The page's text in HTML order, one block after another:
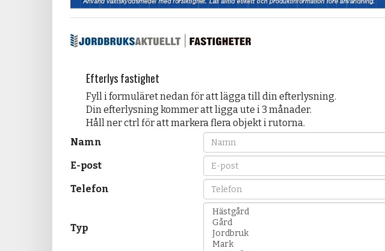
Efterlys fastighet
Fyll i formuläret nedan för att lägga till din efterlysning.
Din efterlysning kommer att ligga ute i 3 månader.
Håll ner ctrl för att markera flera objekt i rutorna.
Namn
E-post
Telefon
Typ